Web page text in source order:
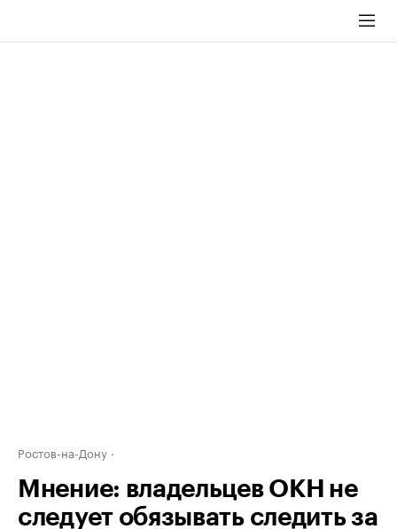
Ростов-на-Дону
Мнение: владельцев ОКН не
следует обязывать следить за